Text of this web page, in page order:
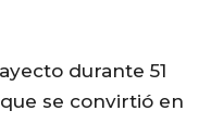
durante 51
se convirtió en